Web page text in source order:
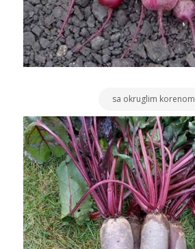
sa okruglim korenom